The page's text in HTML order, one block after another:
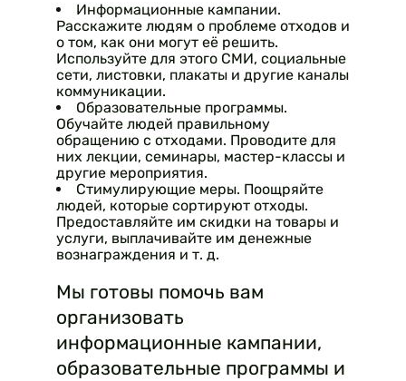
Информационные кампании.
Расскажите людям о проблеме отходов и
о том, как они могут её решить.
Используйте для этого СМИ, социальные
сети, листовки, плакаты и другие каналы
коммуникации.
Образовательные программы.
Обучайте людей правильному
обращению с отходами. Проводите для
них лекции, семинары, мастер-классы и
другие мероприятия.
Стимулирующие меры. Поощряйте
людей, которые сортируют отходы.
Предоставляйте им скидки на товары и
услуги, выплачивайте им денежные
вознаграждения и т. д.
Мы готовы помочь вам
организовать
информационные кампании,
образовательные программы и